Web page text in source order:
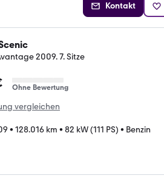
Kontakt
2009. 7. Sitze
Ohne Bewertung
vergleichen
• 128.016 km • 82 kW (111 PS) • Benzin